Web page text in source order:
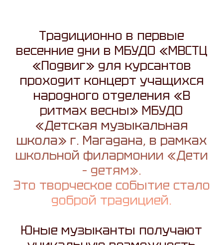
Традиционно в первые
весенние дни в МБУДО «МВСТЦ
«Подвиг» для курсантов
проходит концерт учащихся
народного отделения «В
ритмах весны» МБУДО
«Детская музыкальная
школа» г. Магадана, в рамках
школьной филармонии «Дети
– детям».
Это творческое событие стало
доброй традицией.
Юные музыканты получают